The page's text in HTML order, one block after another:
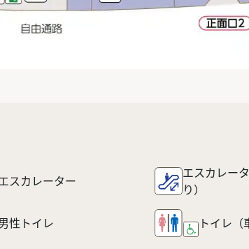
スカレーター
エスカレー
り）
性トイレ トイレ